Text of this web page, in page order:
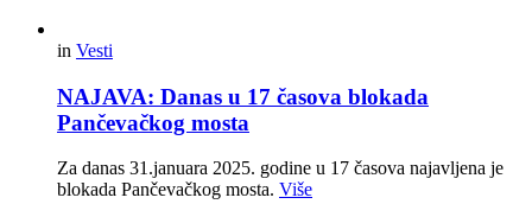
in Vesti
NAJAVA: Danas u 17 časova blokada
Pančevačkog mosta
Za danas 31.januara 2025. godine u 17 časova najavljena je
blokada Pančevačkog mosta. Više